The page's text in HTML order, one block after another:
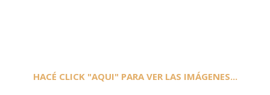
HACÉ CLICK "AQUI" PARA VER LAS IMÁGENES...